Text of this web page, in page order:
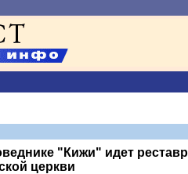
"Кижи" идет
церкви